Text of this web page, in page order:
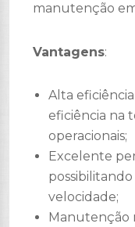
manutenção
Vantagens:
Alta
eficiência na
operacionais;
Excelente
velocidade;
Manutenção